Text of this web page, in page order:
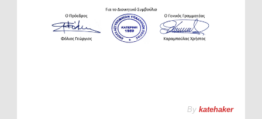
By katehaker